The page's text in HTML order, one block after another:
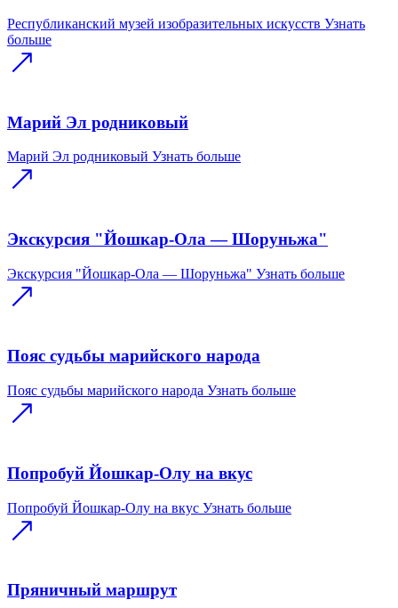
Республиканский музей изобразительных искусств Узнать
больше
Марий Эл родниковый
Марий Эл родниковый Узнать больше
Экскурсия "Йошкар-Ола — Шоруньжа"
Экскурсия "Йошкар-Ола — Шоруньжа" Узнать больше
Пояс судьбы марийского народа
Пояс судьбы марийского народа Узнать больше
Попробуй Йошкар-Олу на вкус
Попробуй Йошкар-Олу на вкус Узнать больше
Пряничный маршрут